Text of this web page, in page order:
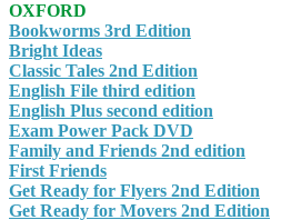
OXFORD
Bookworms 3rd Edition
Bright Ideas
Classic Tales 2nd Edition
English File third edition
English Plus second edition
Exam Power Pack DVD
Family and Friends 2nd edition
First Friends
Get Ready for Flyers 2nd Edition
Get Ready for Movers 2nd Edition